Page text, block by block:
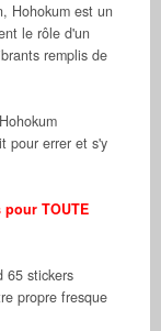
Hohokum est un
le rôle d'un
remplis de
pour errer et s'y
TOUTE
65 stickers
propre fresque